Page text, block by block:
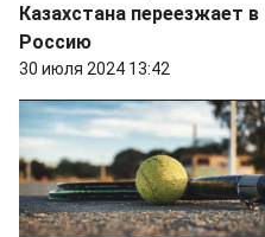
Казахстана переезжает в
Россию
30 июля 2024 13:42